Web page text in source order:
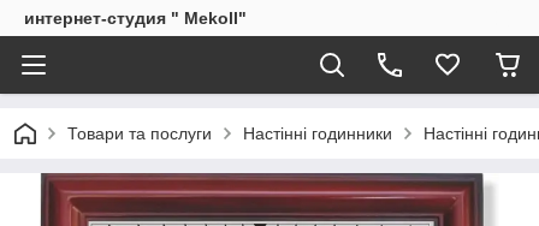
интернет-студия " Mekoll"
Товари та послуги Настінні годинники Настінні